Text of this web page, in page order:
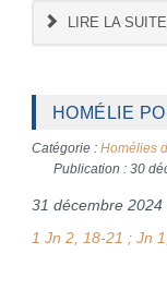
LIRE LA
HOMÉLIE
Catégorie : Homélies
Publication : 30
31 décembre 2024
1 Jn 2, 18-21 ; Jn